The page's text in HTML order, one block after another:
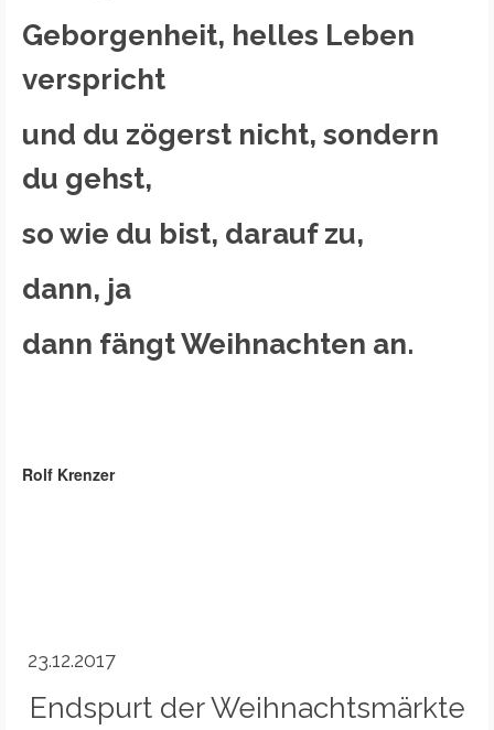
Geborgenheit, helles Leben
verspricht
und du zögerst nicht, sondern
du gehst,
so wie du bist, darauf zu,
dann, ja
dann fängt Weihnachten an.
Rolf Krenzer
23.12.2017
Endspurt der Weihnachtsmärkte